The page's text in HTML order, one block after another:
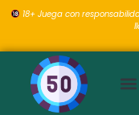
18+ Juega con